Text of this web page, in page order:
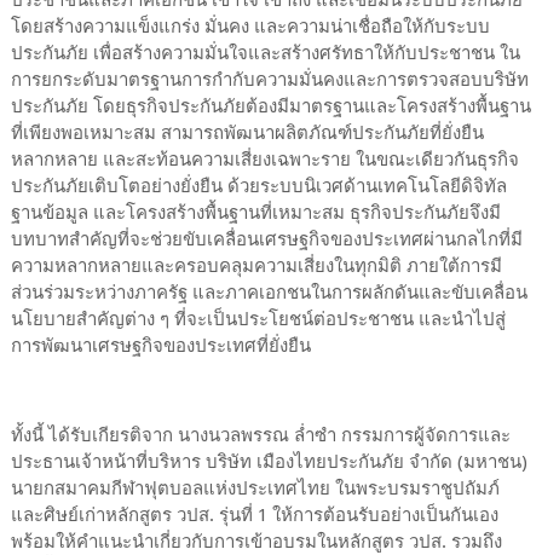
โดยสร้างความแข็งแกร่ง มั่นคง และความน่าเชื่อถือให้กับระบบ
ประกันภัย เพื่อสร้างความมั่นใจและสร้างศรัทธาให้กับประชาชน ใน
การยกระดับมาตรฐานการกำกับความมั่นคงและการตรวจสอบบริษัท
ประกันภัย โดยธุรกิจประกันภัยต้องมีมาตรฐานและโครงสร้างพื้นฐาน
ที่เพียงพอเหมาะสม สามารถพัฒนาผลิตภัณฑ์ประกันภัยที่ยั่งยืน
หลากหลาย และสะท้อนความเสี่ยงเฉพาะราย ในขณะเดียวกันธุรกิจ
ประกันภัยเติบโตอย่างยั่งยืน ด้วยระบบนิเวศด้านเทคโนโลยีดิจิทัล
ฐานข้อมูล และโครงสร้างพื้นฐานที่เหมาะสม ธุรกิจประกันภัยจึงมี
บทบาทสำคัญที่จะช่วยขับเคลื่อนเศรษฐกิจของประเทศผ่านกลไกที่มี
ความหลากหลายและครอบคลุมความเสี่ยงในทุกมิติ ภายใต้การมี
ส่วนร่วมระหว่างภาครัฐ และภาคเอกชนในการผลักดันและขับเคลื่อน
นโยบายสำคัญต่าง ๆ ที่จะเป็นประโยชน์ต่อประชาชน และนำไปสู่
การพัฒนาเศรษฐกิจของประเทศที่ยั่งยืน
ทั้งนี้ ได้รับเกียรติจาก นางนวลพรรณ ล่ำซำ กรรมการผู้จัดการและ
ประธานเจ้าหน้าที่บริหาร บริษัท เมืองไทยประกันภัย จำกัด (มหาชน)
นายกสมาคมกีฬาฟุตบอลแห่งประเทศไทย ในพระบรมราชูปถัมภ์
และศิษย์เก่าหลักสูตร วปส. รุ่นที่ 1 ให้การต้อนรับอย่างเป็นกันเอง
พร้อมให้คำแนะนำเกี่ยวกับการเข้าอบรมในหลักสูตร วปส. รวมถึง